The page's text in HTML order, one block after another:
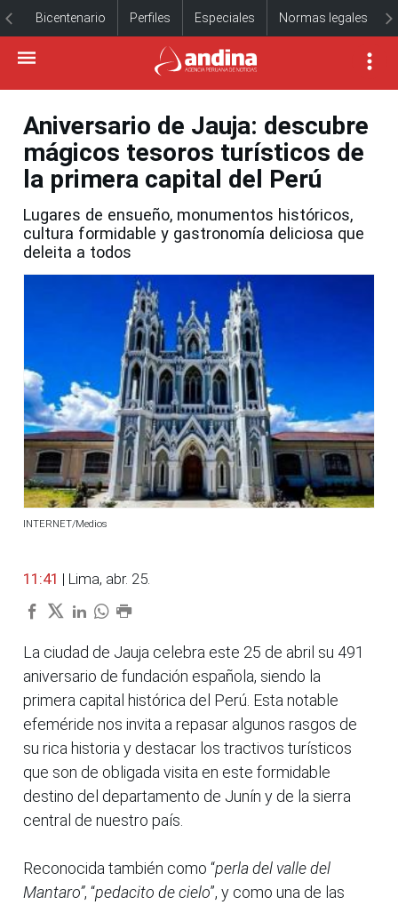
Bicentenario Perfiles Especiales Normas legales
Aniversario de Jauja: descubre
mágicos tesoros turísticos de
la primera capital del Perú
Lugares de ensueño, monumentos históricos,
cultura formidable y gastronomía deliciosa que
deleita a todos
INTERNET/Medios
11:41 | Lima, abr. 25.
La ciudad de Jauja celebra este 25 de abril su 491
aniversario de fundación española, siendo la
primera capital histórica del Perú. Esta notable
efeméride nos invita a repasar algunos rasgos de
su rica historia y destacar los tractivos turísticos
que son de obligada visita en este formidable
destino del departamento de Junín y de la sierra
central de nuestro país.
Reconocida también como “perla del valle del
Mantaro”, “pedacito de cielo”, y como una de las